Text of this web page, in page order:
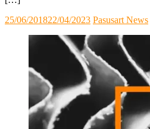
Posted
25/06/201822/04/2023 Author
Pasusart News